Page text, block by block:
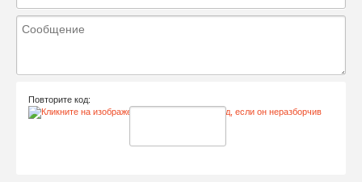
Повторите код: